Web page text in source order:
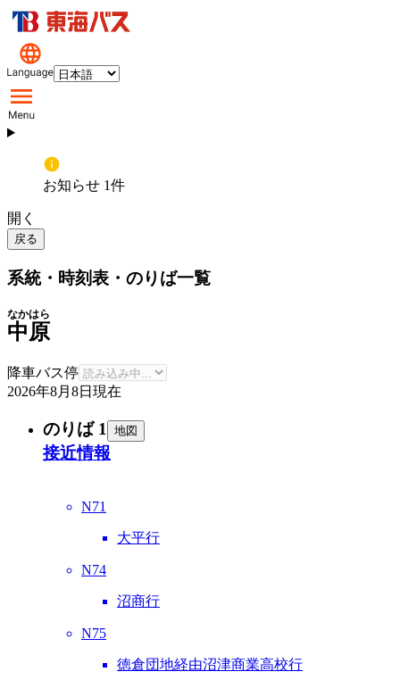
お知らせ 1件
開く
戻る
系統・時刻表・のりば一覧
中原
なかはら
降車バス停
2026年8月8日 現在
のりば 1 地図
接近情報
N71
大平行
N74
沼商行
N75
徳倉団地経由沼津商業高校行